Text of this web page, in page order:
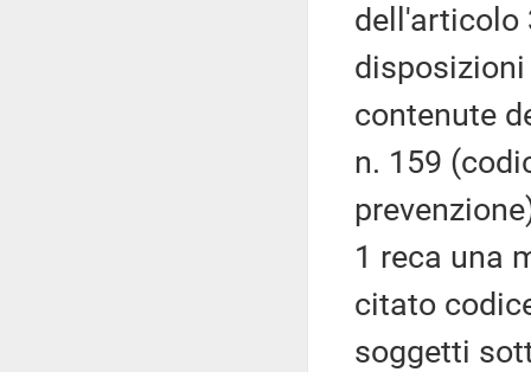
dell'articolo
contenute
n. 159
1 reca una
citato
soggetti